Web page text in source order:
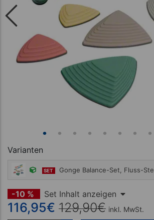
Varianten
SET Gonge Balance-Set, Fluss-Steine + Balance-Weg Nordic, 13-tlg.
-10 % Set Inhalt anzeigen
116,95€ 129,90€ inkl. MwSt.